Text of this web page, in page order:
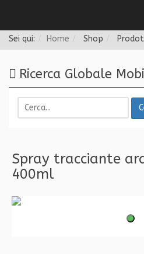
Sei qui: Home Shop
Ricerca Globale
Spray tracciante
400ml